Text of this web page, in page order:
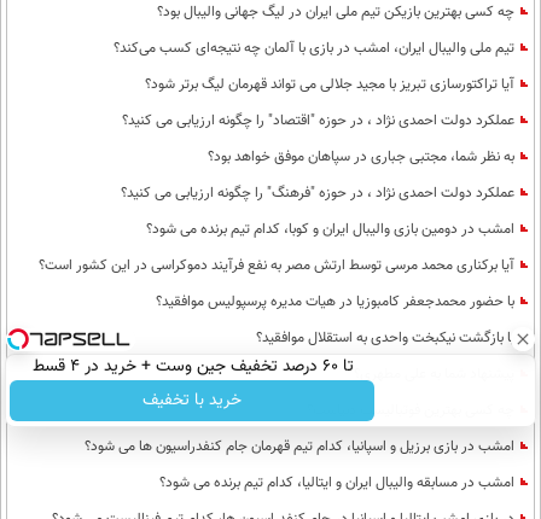
چه کسی بهترین بازیکن تیم ملی ایران در لیگ جهانی والیبال بود؟
تیم ملی والیبال ایران، امشب در بازی با آلمان چه نتیجه‌ای کسب می‌کند؟
آیا تراکتورسازی تبریز با مجید جلالی می تواند قهرمان لیگ برتر شود؟
عملکرد دولت احمدی نژاد ، در حوزه "اقتصاد" را چگونه ارزیابی می کنید؟
به نظر شما، مجتبی جباری در سپاهان موفق خواهد بود؟
عملکرد دولت احمدی نژاد ، در حوزه "فرهنگ" را چگونه ارزیابی می کنید؟
امشب در دومین بازی والیبال ایران و کوبا، کدام تیم برنده می شود؟
آیا برکناری محمد مرسی توسط ارتش مصر به نفع فرآیند دموکراسی در این کشور است؟
با حضور محمدجعفر کامبوزیا در هیات مدیره پرسپولیس موافقید؟
با بازگشت نیکبخت واحدی به استقلال موافقید؟
چه کسی بهترین فوتبالیست دنیاست؟
امشب در بازی برزیل و اسپانیا، کدام تیم قهرمان جام کنفدراسیون ها می شود؟
امشب در مسابقه والیبال ایران و ایتالیا، کدام تیم برنده می شود؟
تا 60 درصد تخفیف جین وست + خرید در 4 قسط
خرید با تخفیف